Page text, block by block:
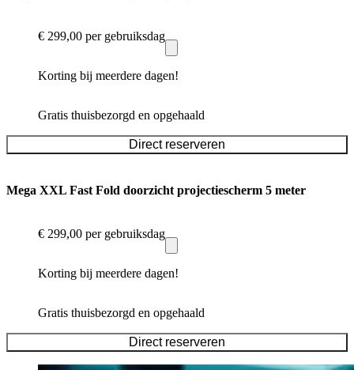
€ 299,00 per gebruiksdag
Korting bij meerdere dagen!
Gratis thuisbezorgd en opgehaald
Direct reserveren
Mega XXL Fast Fold doorzicht projectiescherm 5 meter
€ 299,00 per gebruiksdag
Korting bij meerdere dagen!
Gratis thuisbezorgd en opgehaald
Direct reserveren